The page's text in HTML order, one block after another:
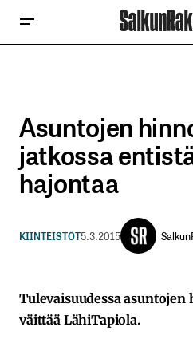
Asuntojen
jatkossa
hajontaa
KIINTEISTÖT5.3.2015
Tulevaisuudessa asuntojen
väittää LähiTapiola.